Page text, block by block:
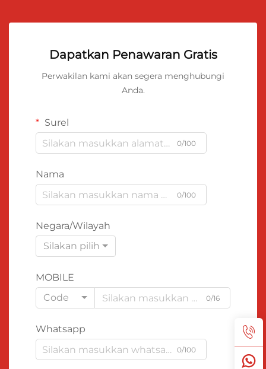
Dapatkan Penawaran Gratis
Perwakilan kami akan segera menghubungi
Anda.
Surel
0/100
Nama
0/100
Negara/Wilayah
Silakan pilih
MOBILE
Code
0/16
Whatsapp
0/100